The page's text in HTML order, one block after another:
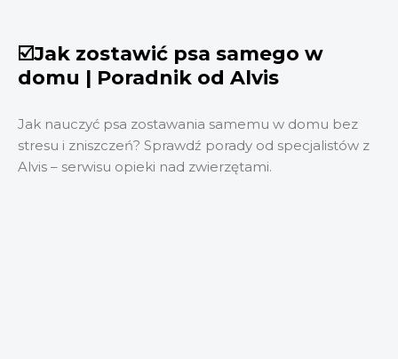
☑️Jak zostawić psa samego w
domu | Poradnik od Alvis
Jak nauczyć psa zostawania samemu w domu bez
stresu i zniszczeń? Sprawdź porady od specjalistów z
Alvis – serwisu opieki nad zwierzętami.